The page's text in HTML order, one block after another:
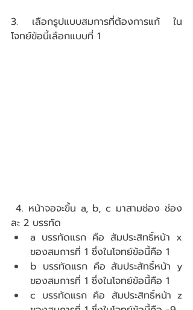
3. เลือกรูปแบบสมการที่ต้องการแก้ ใน
โจทย์ข้อนี้เลือกแบบที่ 1
ละ 2 บรรทัด
a บรรทัดแรก คือ สัมประสิทธิ์หน้า x
ของสมการที่ 1 ซึ่งในโจทย์ข้อนี้คือ 1
b บรรทัดแรก คือ สัมประสัทธิ์หน้า y
ของสมการที่ 1 ซึ่งในโจทย์ข้อนี้คือ 1
c บรรทัดแรก คือ สัมประสิทธิ์หน้า z